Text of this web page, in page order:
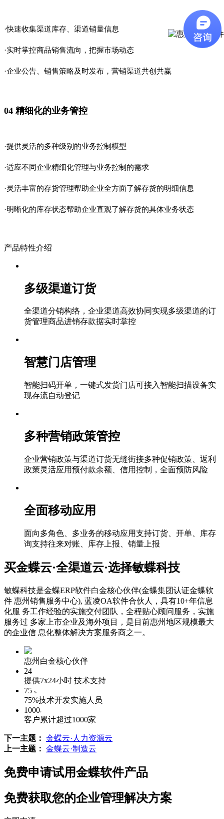
·快速收集渠道库存、渠道销量信息
·实时掌控商品销售流向，把握市场动态
·企业公告、销售策略及时发布，营销渠道共创共赢
04 精细化的业务管控
·提供灵活的多种级别的业务控制模型
·适应不同企业精细化管理与业务控制的需求
·灵活丰富的存货管理帮助企业全方面了解存货的明细信息
·明晰化的库存状态帮助企业直观了解存货的具体业务状态
产品特性介绍
多级渠道订货
全渠道分销构络，企业渠道高效协同实现多级渠道的订
货管理商品进销存款据实时掌控
智慧门店管理
智能扫码开单，一键式发货门店可接入智能扫描设备实
现存流自动登记
多种营销政策管控
企业营销政策与渠道订货无缝街接多种促销政策、返利
政策灵活应用预付款余额、信用控制，全面预防风险
全面移动应用
面向多角色、多业务的移动应用支持订货、开单、库存
询支持往来对账、库存上报、销量上报
买金蝶云·全渠道云·选择敏蝶科技
敏蝶科技是金蝶ERP软件白金核心伙伴(金蝶集团认证金蝶软
件 惠州销售服务中心), 蓝凌OA软件合伙人，具有10+年信息
化服 务工作经验的实施交付团队，全程贴心顾问服务，实施
服务过 多家上市企业及海外项目，是目前惠州地区规模最大
的企业信 息化整体解决方案服务商之一。
惠州白金核心伙伴
24
提供7x24小时 技术支持
75
%
75%技术开发实施人员
1000+
客户累计超过1000家
下一主题： 金蝶云·人力资源云
上一主题： 金蝶云·制造云
免费申请试用金蝶软件产品
免费获取您的企业管理解决方案